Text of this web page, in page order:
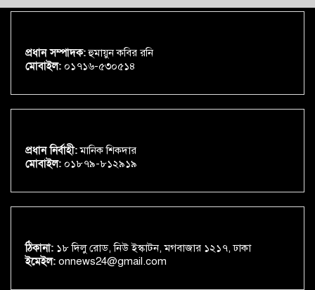
প্রধান সম্পাদক:হুমায়ুন কবির রনি
মোবাইল: ০১৭১৬-৫৩০৫১৪
প্রধান নির্বাহী:মানিক শিকদার
মোবাইল: ০১৮৭৯-৮১২৯১৯
ঠিকানা: ১৮ দিলু রোড, নিউ ইস্কাটন, মগবাজার ১২১৭, ঢাকা
ইমেইল: onnews24@gmail.com